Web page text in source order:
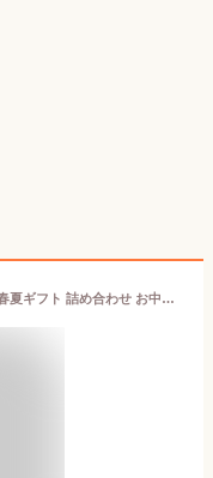
銀座ゼリー 銀座千疋屋 6個入り 御中元 春夏ギフト 詰め合わせ お中元 ギフト お返し 東京 お土産 誕生日 父の日 母の日 プレゼント お取り寄せ